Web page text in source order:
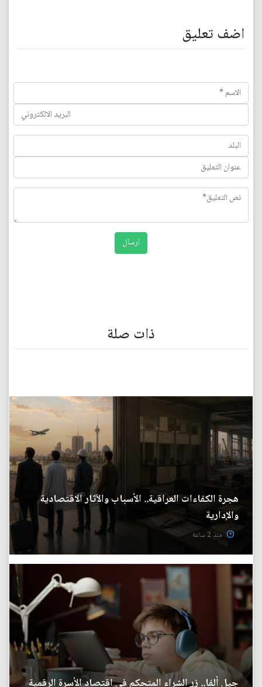
اضف تعليق
ذات صلة
هجرة الكفاءات العراقية.. الأسباب والآثار الاقتصادية
والإدارية
منذ 2 ساعة